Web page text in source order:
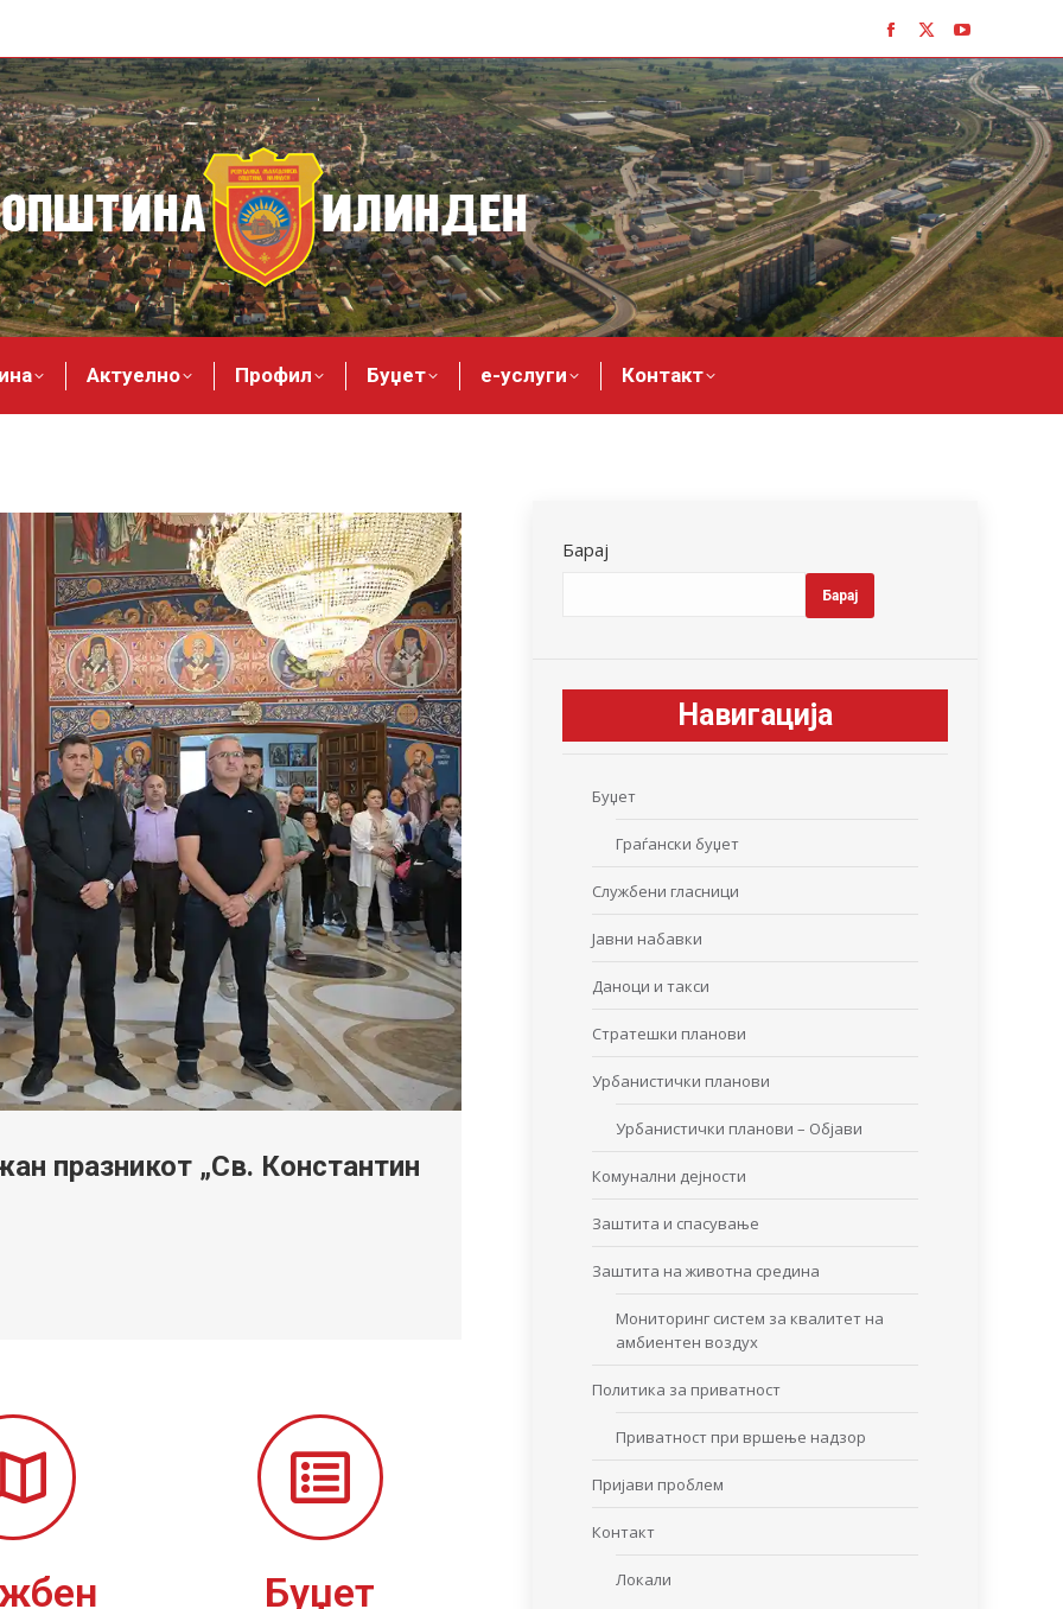
Актуелно Профил Буџет е-услуги Контакт
празникот „Св. Константин
Буџет
Барај
Барај
Навигација
Буџет
Граѓански буџет
Службени гласници
Јавни набавки
Даноци и такси
Стратешки планови
Урбанистички планови
Урбанистички планови – Објави
Комунални дејности
Заштита и спасување
Заштита на животна средина
Мониторинг систем за квалитет на
амбиентен воздух
Политика за приватност
Приватност при вршење надзор
Пријави проблем
Контакт
Локали